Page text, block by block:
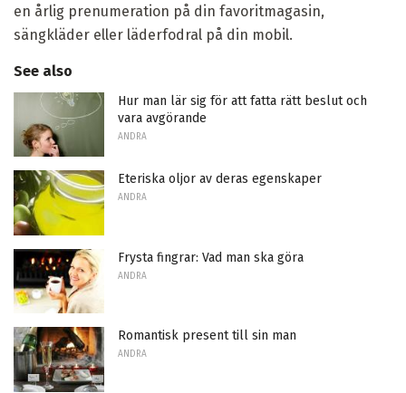
en årlig prenumeration på din favoritmagasin,
sängkläder eller läderfodral på din mobil.
See also
Hur man lär sig för att fatta rätt beslut och
vara avgörande
ANDRA
Eteriska oljor av deras egenskaper
ANDRA
Frysta fingrar: Vad man ska göra
ANDRA
Romantisk present till sin man
ANDRA